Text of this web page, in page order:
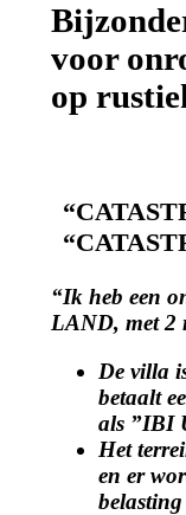
voor
op
“Ik heb een
LAND, met 2
De villa
betaalt
als ”IBI
Het
en er